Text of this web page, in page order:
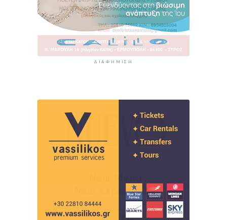
ΔΙΑΦΉΜΙΣΗ